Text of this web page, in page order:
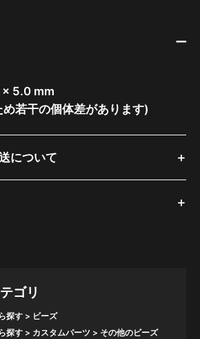
× 5.0 mm
若干の個体差があります)
について
ゴリ
探す
ビーズ
探す カスタムパーツ その他のビーズ